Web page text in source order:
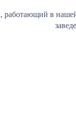
работающий в